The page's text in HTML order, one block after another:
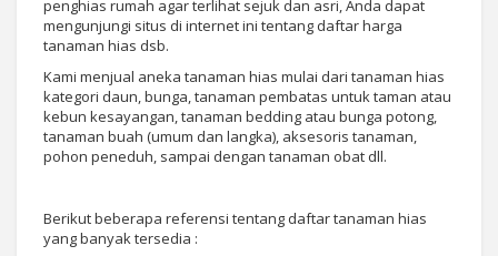
penghias rumah agar terlihat sejuk dan asri, Anda dapat
mengunjungi situs di internet ini tentang daftar harga
tanaman hias dsb.
Kami menjual aneka tanaman hias mulai dari tanaman hias
kategori daun, bunga, tanaman pembatas untuk taman atau
kebun kesayangan, tanaman bedding atau bunga potong,
tanaman buah (umum dan langka), aksesoris tanaman,
pohon peneduh, sampai dengan tanaman obat dll.
Berikut beberapa referensi tentang daftar tanaman hias
yang banyak tersedia :